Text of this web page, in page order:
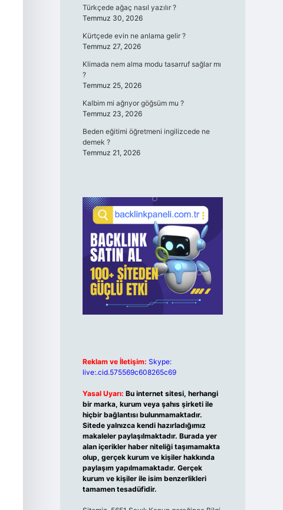
Türkçede ağaç nasıl yazılır ?
Temmuz 30, 2026
Kürtçede evin ne anlama gelir ?
Temmuz 27, 2026
Klimada nem alma modu tasarruf sağlar mı
?
Temmuz 25, 2026
Kalbim mi ağrıyor göğsüm mu ?
Temmuz 23, 2026
Beden eğitimi öğretmeni ingilizcede ne
demek ?
Temmuz 21, 2026
Reklam ve İletişim: Skype:
live:.cid.575569c608265c69
Yasal Uyarı: Bu internet sitesi, herhangi
bir marka, kurum veya şahıs şirketi ile
hiçbir bağlantısı bulunmamaktadır.
Sitede yalnızca kendi hazırladığımız
makaleler paylaşılmaktadır. Burada yer
alan içerikler haber niteliği taşımamakta
olup, gerçek kurum ve kişiler hakkında
paylaşım yapılmamaktadır. Gerçek
kurum ve kişiler ile isim benzerlikleri
tamamen tesadüfidir.